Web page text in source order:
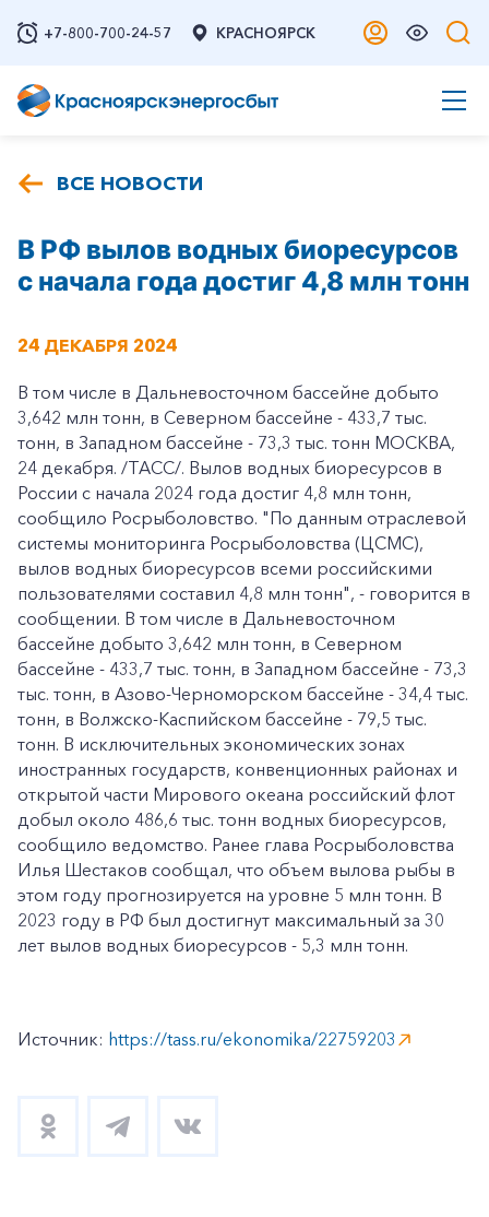
+7-800-700-24-57 КРАСНОЯРСК
ВСЕ НОВОСТИ
В РФ вылов водных биоресурсов
с начала года достиг 4,8 млн тонн
24 ДЕКАБРЯ 2024
В том числе в Дальневосточном бассейне добыто
3,642 млн тонн, в Северном бассейне - 433,7 тыс.
тонн, в Западном бассейне - 73,3 тыс. тонн МОСКВА,
24 декабря. /ТАСС/. Вылов водных биоресурсов в
России с начала 2024 года достиг 4,8 млн тонн,
сообщило Росрыболовство. "По данным отраслевой
системы мониторинга Росрыболовства (ЦСМС),
вылов водных биоресурсов всеми российскими
пользователями составил 4,8 млн тонн", - говорится в
сообщении. В том числе в Дальневосточном
бассейне добыто 3,642 млн тонн, в Северном
бассейне - 433,7 тыс. тонн, в Западном бассейне - 73,3
тыс. тонн, в Азово-Черноморском бассейне - 34,4 тыс.
тонн, в Волжско-Каспийском бассейне - 79,5 тыс.
тонн. В исключительных экономических зонах
иностранных государств, конвенционных районах и
открытой части Мирового океана российский флот
добыл около 486,6 тыс. тонн водных биоресурсов,
сообщило ведомство. Ранее глава Росрыболовства
Илья Шестаков сообщал, что объем вылова рыбы в
этом году прогнозируется на уровне 5 млн тонн. В
2023 году в РФ был достигнут максимальный за 30
лет вылов водных биоресурсов - 5,3 млн тонн.
Источник: https://tass.ru/ekonomika/22759203